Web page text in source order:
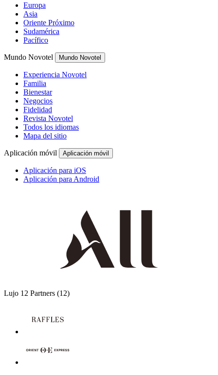
Europa
Asia
Oriente Próximo
Sudamérica
Pacífico
Mundo Novotel Mundo Novotel
Experiencia Novotel
Familia
Bienestar
Negocios
Fidelidad
Revista Novotel
Todos los idiomas
Mapa del sitio
Aplicación móvil Aplicación móvil
Aplicación para iOS
Aplicación para Android
Lujo 12 Partners (12)